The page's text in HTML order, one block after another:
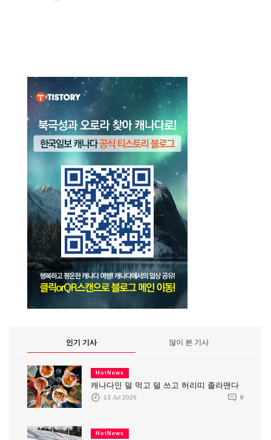
인기 기사 많이 본 기사
HotNews
캐나다인 덜 먹고 덜 쓰고 허리띠 졸라맨다
13 Jul 2026 0
HotNews